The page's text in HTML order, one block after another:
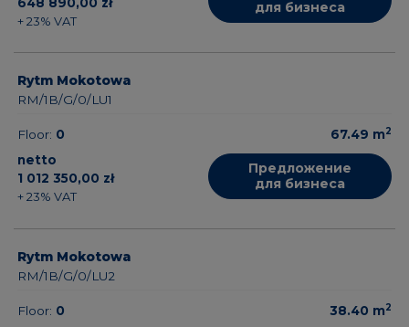
+ 23% VAT
для бизнеса
Rytm Mokotowa
RM/1B/G/0/LU1
Floor: 0
netto
1 012 350,00 zł
+ 23% VAT
67.49 m2
Предложение
для бизнеса
Rytm Mokotowa
RM/1B/G/0/LU2
Floor: 0
38.40 m2